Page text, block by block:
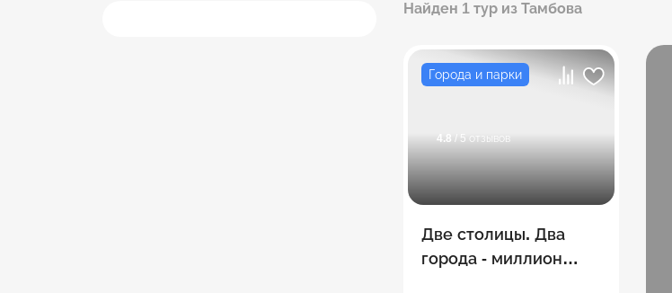
Найден 1 тур из Тамбова
Города и парки
4.8 / 5 отзывов
Две столицы. Два
города - миллион